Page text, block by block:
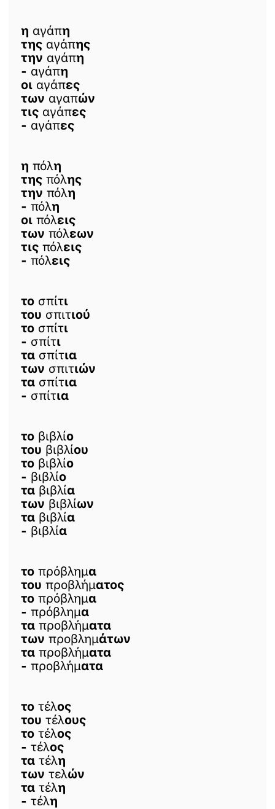
η αγάπη
της αγάπης
την αγάπη
- αγάπη
οι αγάπες
των αγαπών
τις αγάπες
- αγάπες
η πόλη
της πόλης
την πόλη
- πόλη
οι πόλεις
των πόλεων
τις πόλεις
- πόλεις
το σπίτι
του σπιτιού
το σπίτι
- σπίτι
τα σπίτια
των σπιτιών
τα σπίτια
- σπίτια
το βιβλίο
του βιβλίου
το βιβλίο
- βιβλίο
τα βιβλία
των βιβλίων
τα βιβλία
- βιβλία
το πρόβλημα
του προβλήματος
το πρόβλημα
- πρόβλημα
τα προβλήματα
των προβλημάτων
τα προβλήματα
- προβλήματα
το τέλος
του τέλους
το τέλος
- τέλος
τα τέλη
των τελών
τα τέλη
- τέλη